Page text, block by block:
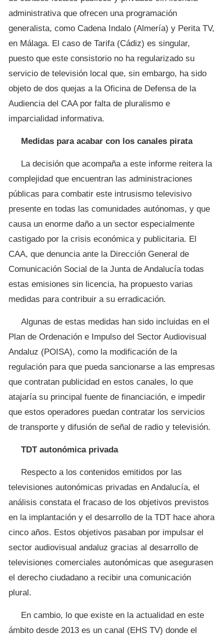
administrativa que ofrecen una programación
generalista, como Cadena Indalo (Almería) y Perita TV,
en Málaga. El caso de Tarifa (Cádiz) es singular,
puesto que este consistorio no ha regularizado su
servicio de televisión local que, sin embargo, ha sido
objeto de dos quejas a la Oficina de Defensa de la
Audiencia del CAA por falta de pluralismo e
imparcialidad informativa.
Medidas para acabar con los canales pirata
La decisión que acompaña a este informe reitera la
complejidad que encuentran las administraciones
públicas para combatir este intrusismo televisivo
presente en todas las comunidades autónomas, y que
causa un enorme daño a un sector especialmente
castigado por la crisis económica y publicitaria. El
CAA, que denuncia ante la Dirección General de
Comunicación Social de la Junta de Andalucía todas
estas emisiones sin licencia, ha propuesto varias
medidas para contribuir a su erradicación.
Algunas de estas medidas han sido incluidas en el
Plan de Ordenación e Impulso del Sector Audiovisual
Andaluz (POISA), como la modificación de la
regulación para que pueda sancionarse a las empresas
que contratan publicidad en estos canales, lo que
atajaría su principal fuente de financiación, e impedir
que estos operadores puedan contratar los servicios
de transporte y difusión de señal de radio y televisión.
TDT autonómica privada
Respecto a los contenidos emitidos por las
televisiones autonómicas privadas en Andalucía, el
análisis constata el fracaso de los objetivos previstos
en la implantación y el desarrollo de la TDT hace ahora
cinco años. Estos objetivos pasaban por impulsar el
sector audiovisual andaluz gracias al desarrollo de
televisiones comerciales autonómicas que asegurasen
el derecho ciudadano a recibir una comunicación
plural.
En cambio, lo que existe en la actualidad en este
ámbito desde 2013 es un canal (EHS TV) donde el